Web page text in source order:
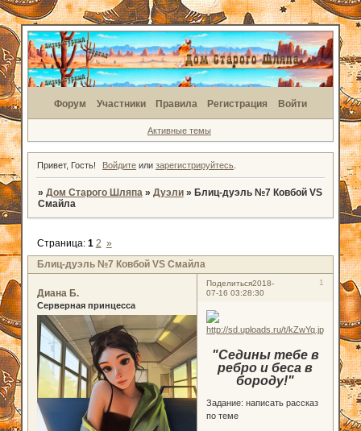
Форум Участники Правила Регистрация Войти
Активные темы
Привет, Гость! Войдите илизарегистрируйтесь
» Дом Старого Шляпа » Дуэли » Блиц-дуэль №7 Ковбой VS
Смайла
Блиц-дуэль №7 Ковбой VS Смайла
Страница: 1 2 »
Поделиться 1
2018-
07-16 03:28:30
Диана Б.
Серверная принцесса
"Седины тебе в
ребро и беса в
бороду!"
Задание: написать рассказ
по теме